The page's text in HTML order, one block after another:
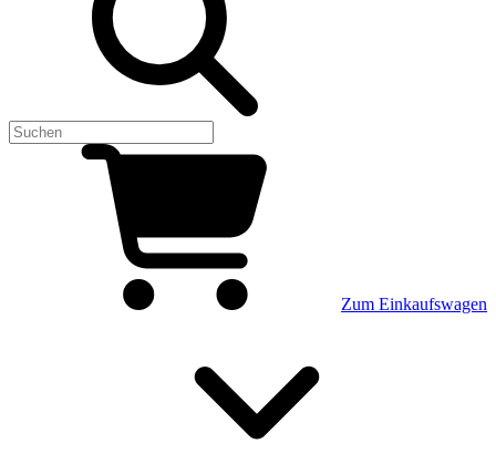
Zum Einkaufswagen